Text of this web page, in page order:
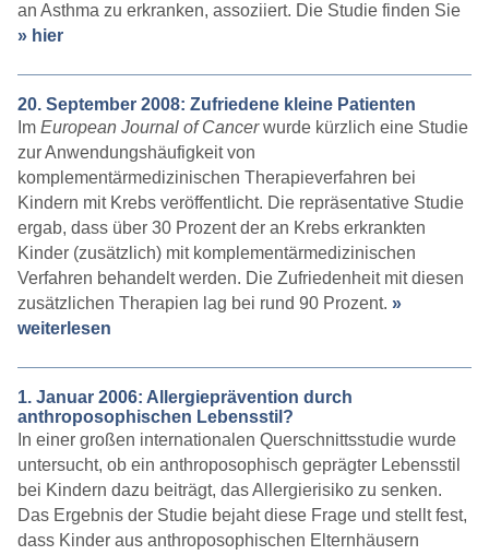
an Asthma zu erkranken, assoziiert. Die Studie finden Sie
» hier
20. September 2008: Zufriedene kleine Patienten
Im European Journal of Cancerwurde kürzlich eine Studie
zur Anwendungshäufigkeit von
komplementärmedizinischen Therapieverfahren bei
Kindern mit Krebs veröffentlicht. Die repräsentative Studie
ergab, dass über 30 Prozent der an Krebs erkrankten
Kinder (zusätzlich) mit komplementärmedizinischen
Verfahren behandelt werden. Die Zufriedenheit mit diesen
zusätzlichen Therapien lag bei rund 90 Prozent. »
weiterlesen
1. Januar 2006: Allergieprävention durch
anthroposophischen Lebensstil?
In einer großen internationalen Querschnittsstudie wurde
untersucht, ob ein anthroposophisch geprägter Lebensstil
bei Kindern dazu beiträgt, das Allergierisiko zu senken.
Das Ergebnis der Studie bejaht diese Frage und stellt fest,
dass Kinder aus anthroposophischen Elternhäusern